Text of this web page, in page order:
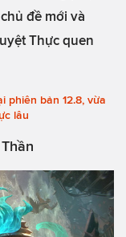
đề mới và
Thực quen
phiên bản 12.8, vừa
lâu